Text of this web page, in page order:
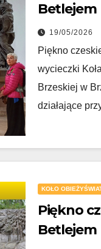
Betlejem
19/05/2026
Piękno
wycieczki
Brzeskiej w
działające
KOŁO
Piękno
Betlejem